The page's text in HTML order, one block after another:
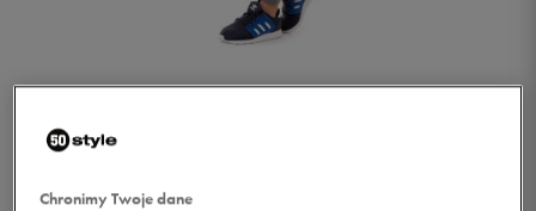
Chronimy Twoje dane